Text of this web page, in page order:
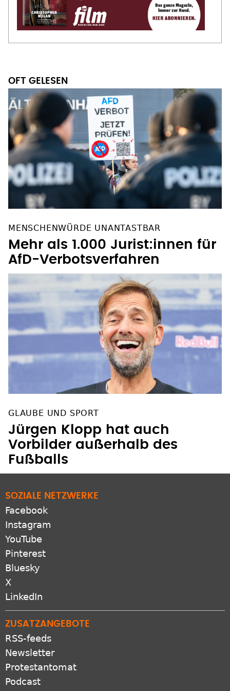
OFT GELESEN
MENSCHENWÜRDE UNANTASTBAR
Mehr als 1.000 Jurist:innen für
AfD-Verbotsverfahren
GLAUBE UND SPORT
Jürgen Klopp hat auch
Vorbilder außerhalb des
Fußballs
SOZIALE NETZWERKE
Facebook
Instagram
YouTube
Pinterest
Bluesky
X
LinkedIn
ZUSATZANGEBOTE
RSS-feeds
Newsletter
Protestantomat
Podcast